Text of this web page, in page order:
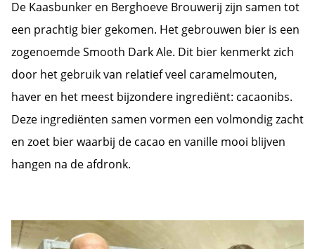
De Kaasbunker en Berghoeve Brouwerij zijn samen tot
een prachtig bier gekomen. Het gebrouwen bier is een
zogenoemde Smooth Dark Ale. Dit bier kenmerkt zich
door het gebruik van relatief veel caramelmouten,
haver en het meest bijzondere ingrediënt: cacaonibs.
Deze ingrediënten samen vormen een volmondig zacht
en zoet bier waarbij de cacao en vanille mooi blijven
hangen na de afdronk.